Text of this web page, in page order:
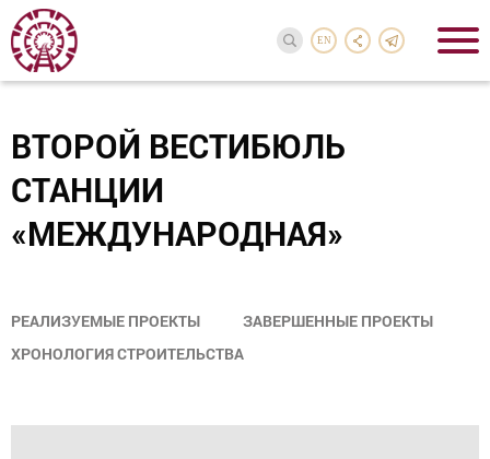
EN
ВТОРОЙ ВЕСТИБЮЛЬ
СТАНЦИИ
«МЕЖДУНАРОДНАЯ»
РЕАЛИЗУЕМЫЕ ПРОЕКТЫ
ЗАВЕРШЕННЫЕ ПРОЕКТЫ
ХРОНОЛОГИЯ СТРОИТЕЛЬСТВА